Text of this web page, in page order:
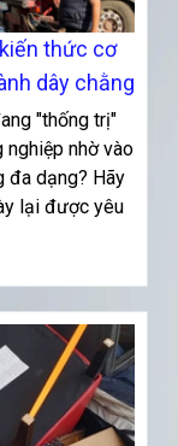
thức cơ
dây chằng
"thống trị"
nghiệp nhờ vào
đa dạng? Hãy
lại được yêu